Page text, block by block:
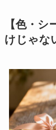
【色・
けじゃな